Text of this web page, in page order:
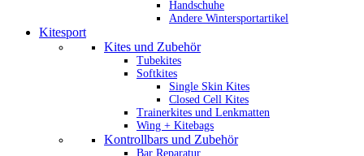
Handschuhe
Andere Wintersportartikel
Kitesport
Kites und Zubehör
Tubekites
Softkites
Single Skin Kites
Closed Cell Kites
Trainerkites und Lenkmatten
Wing + Kitebags
Kontrollbars und Zubehör
Bar Reparatur